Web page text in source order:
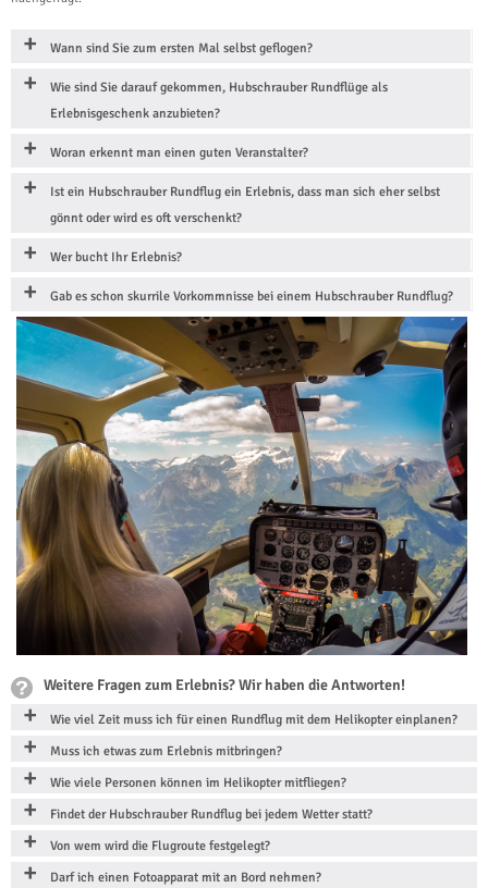
Wann sind Sie zum ersten Mal selbst geflogen?
Wie sind Sie darauf gekommen, Hubschrauber Rundflüge als
Erlebnisgeschenk anzubieten?
Woran erkennt man einen guten Veranstalter?
Ist ein Hubschrauber Rundflug ein Erlebnis, dass man sich eher selbst
gönnt oder wird es oft verschenkt?
Wer bucht Ihr Erlebnis?
Gab es schon skurrile Vorkommnisse bei einem Hubschrauber Rundflug?
Weitere Fragen zum Erlebnis? Wir haben die Antworten!
Wie viel Zeit muss ich für einen Rundflug mit dem Helikopter einplanen?
Muss ich etwas zum Erlebnis mitbringen?
Wie viele Personen können im Helikopter mitfliegen?
Findet der Hubschrauber Rundflug bei jedem Wetter statt?
Von wem wird die Flugroute festgelegt?
Darf ich einen Fotoapparat mit an Bord nehmen?